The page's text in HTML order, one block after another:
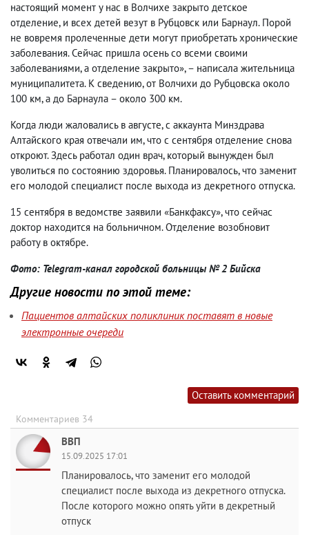
настоящий момент у нас в Волчихе закрыто детское
отделение, и всех детей везут в Рубцовск или Барнаул. Порой
не вовремя пролеченные дети могут приобретать хронические
заболевания. Сейчас пришла осень со всеми своими
заболеваниями, а отделение закрыто», – написала жительница
муниципалитета. К сведению, от Волчихи до Рубцовска около
100 км, а до Барнаула – около 300 км.
Когда люди жаловались в августе, с аккаунта Минздрава
Алтайского края отвечали им, что с сентября отделение снова
откроют. Здесь работал один врач, который вынужден был
уволиться по состоянию здоровья. Планировалось, что заменит
его молодой специалист после выхода из декретного отпуска.
15 сентября в ведомстве заявили «Банкфаксу», что сейчас
доктор находится на больничном. Отделение возобновит
работу в октябре.
Фото: Telegram-канал городской больницы № 2 Бийска
Другие новости по этой теме:
Пациентов алтайских поликлиник поставят в новые
электронные очереди
Оставить комментарий
Комментариев 34
ВВП
15.09.2025 17:01
Планировалось, что заменит его молодой
специалист после выхода из декретного отпуска.
После которого можно опять уйти в декретный
отпуск